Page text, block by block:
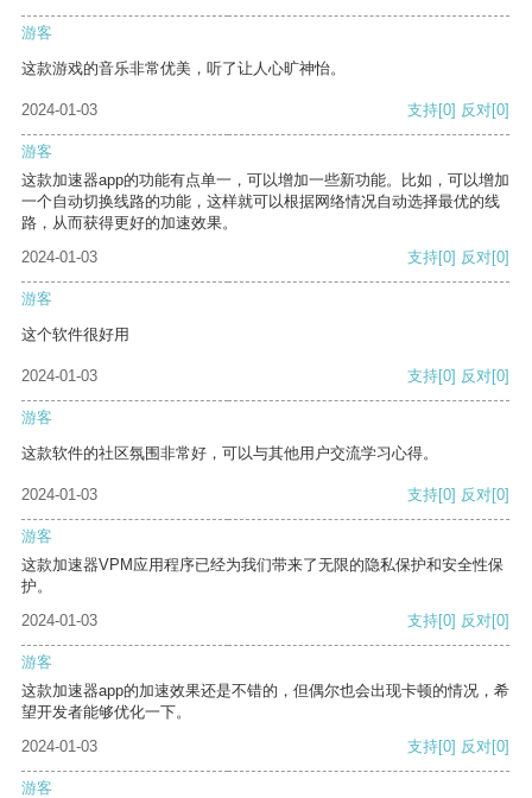
游客
这款游戏的音乐非常优美，听了让人心旷神怡。
2024-01-03 支持[0] 反对[0]
游客
这款加速器app的功能有点单一，可以增加一些新功能。比如，可以增加
一个自动切换线路的功能，这样就可以根据网络情况自动选择最优的线
路，从而获得更好的加速效果。
2024-01-03
支持[0] 反对[0]
游客
这个软件很好用
2024-01-03 支持[0] 反对[0]
游客
这款软件的社区氛围非常好，可以与其他用户交流学习心得。
2024-01-03 支持[0] 反对[0]
游客
这款加速器VPM应用程序已经为我们带来了无限的隐私保护和安全性保
护。
2024-01-03
支持[0] 反对[0]
游客
这款加速器app的加速效果还是不错的，但偶尔也会出现卡顿的情况，希
望开发者能够优化一下。
2024-01-03
支持[0] 反对[0]
游客